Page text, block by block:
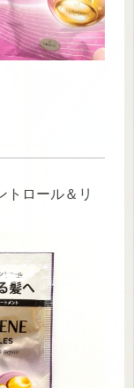
トロール＆リ